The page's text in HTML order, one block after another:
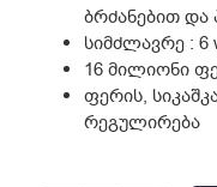
ბრძანებით
სიმძლავრე : 6
16 მილიონი
ფერის,
რეგულირება